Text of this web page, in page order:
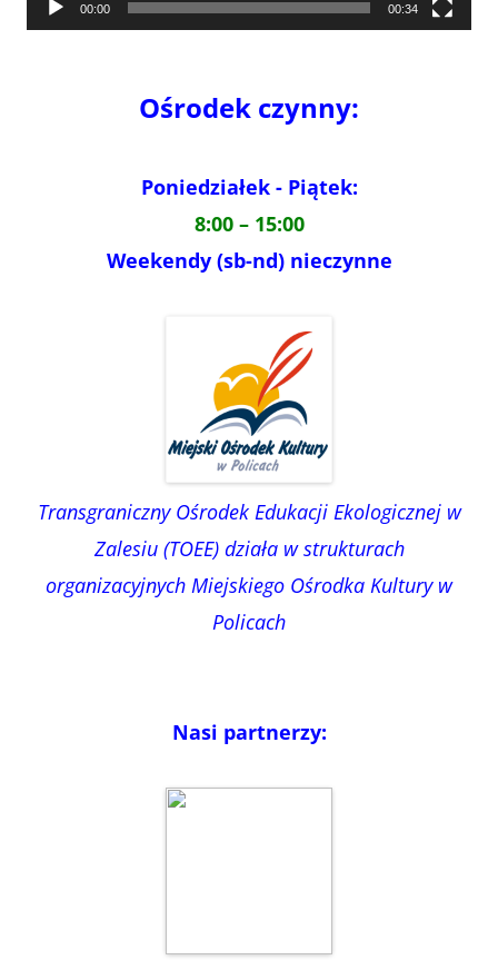
00:00 00:34
Ośrodek czynny:
Poniedziałek - Piątek:
8:00 – 15:00
Weekendy (sb-nd) nieczynne
Transgraniczny Ośrodek Edukacji Ekologicznej w
Zalesiu (TOEE) działa w strukturach
organizacyjnych Miejskiego Ośrodka Kultury w
Policach
Nasi partnerzy: